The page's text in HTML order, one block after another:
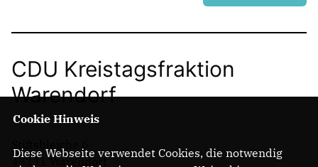
CDU Kreistagsfraktion
Warendorf
48231 Warendorf
Cookie Hinweis
Diese Webseite verwendet Cookies, die notwendig